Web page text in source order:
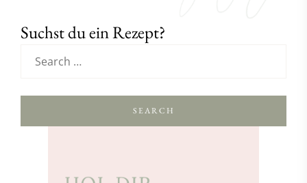
Suchst du ein Rezept?
SEARCH